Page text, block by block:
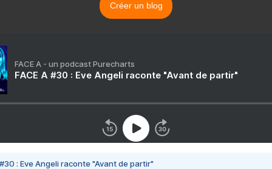
Créer un blog
FACE A - un podcast Purecharts
FACE A #30 : Eve Angeli raconte "Avant de partir"
#30 : Eve Angeli raconte "Avant de partir"